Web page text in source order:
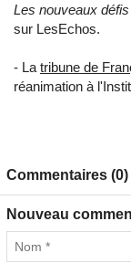
Les nouveaux
sur LesEchos.
- La tribune de
réanimation à
Commentaires (0)
Nouveau